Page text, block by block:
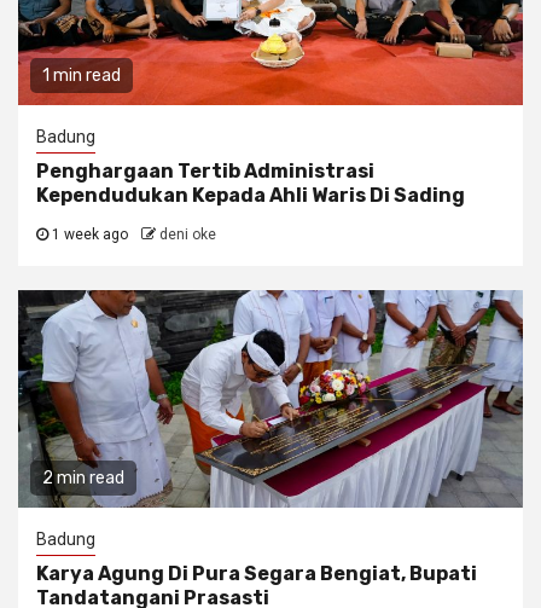
1 min read
Badung
Penghargaan Tertib Administrasi
Kependudukan Kepada Ahli Waris Di Sading
1 week ago deni oke
2 min read
Badung
Karya Agung Di Pura Segara Bengiat, Bupati
Tandatangani Prasasti